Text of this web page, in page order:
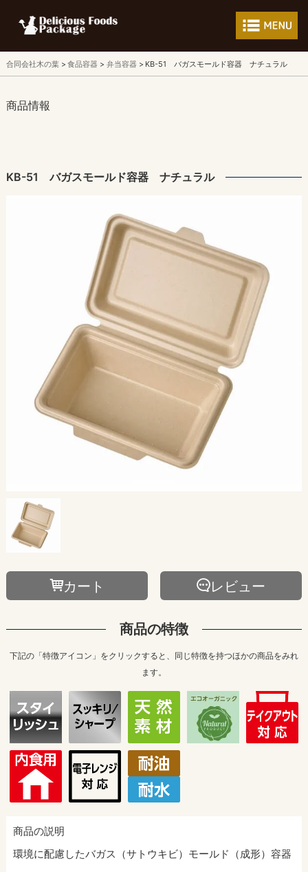
フードパッケー
合同会社木の葉 食品容器 弁当容器 KB-51 バガスモールド容器 ナチュラル
商品情報
KB-51 バガスモールド容器 ナチュラル
カート レビュー
商品の特徴
下記の「特徴アイコン」をクリックすると、同じ特徴を持つほかの商品をみれ
ます。
商品の説明
環境に配慮したバガス（サトウキビ）モールド（成形）容器